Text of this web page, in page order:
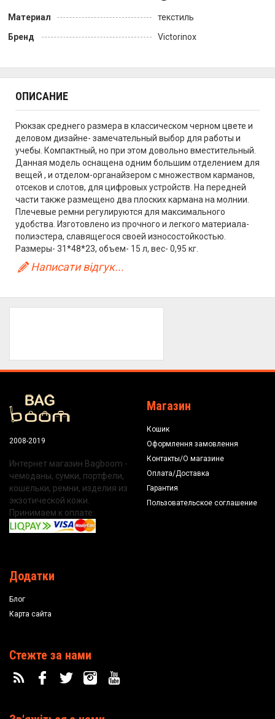
Материал
текстиль
Бренд
Victorinox
ОПИСАНИЕ
Рюкзак среднего размера в классическом черном цвете и
деловом дизайне- замечательный выбор для работы и
учебы. Компактный, но при этом довольно вместительный.
Данная модель оснащена одним большим отделением для
вещей , и отделом-органайзером с множеством карманов,
отсеков и слотов, для цифровых устройств. На передней
части также размещено два плоских кармана на молнии.
Плечевые ремни регулируются для максимального
удобства. Изготовлено из прочного и легкого материала-
полиэстера, славящегося своей износостойкостью.
Размеры- 31*48*23, объем- 15 л, вес- 0,95 кг.
Написати відгук...
2008-2019
Интернет магазин Bagboom -
чемоданы, сумки, портфели,
кошельки, ремни, изделия из
экзотической кожи.
Принимаем к оплате:
Магазин
Кошик
Оформлення замовлення
Контакты/О магазине
Оплата/Доставка
Гарантия
Пользовательское соглашение
Додатки
Блог
Карта сайта
Стежте за нами